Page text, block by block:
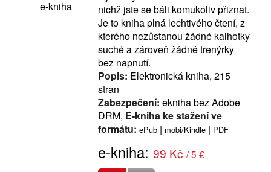
e-kniha
nichž jste se báli komukoliv přiznat.
Je to kniha plná lechtivého čtení, z
kterého nezůstanou žádné kalhotky
suché a zároveň žádné trenýrky
bez napnutí.
Popis: Elektronická kniha, 215
stran
Zabezpečení: ekniha bez Adobe
DRM, E-kniha ke stažení ve
formátu: ePub | mobi/Kindle | PDF
e-kniha: 99 Kč / 5 €